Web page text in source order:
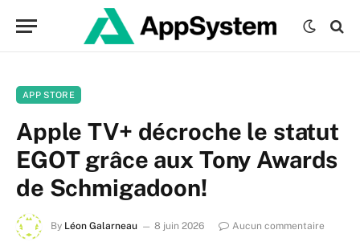
APP STORE
Apple TV+ décroche le statut
EGOT grâce aux Tony Awards
de Schmigadoon!
By Léon Galarneau 8 juin 2026
Aucun commentaire